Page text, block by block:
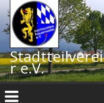
Inhalt
springen
r e.V.